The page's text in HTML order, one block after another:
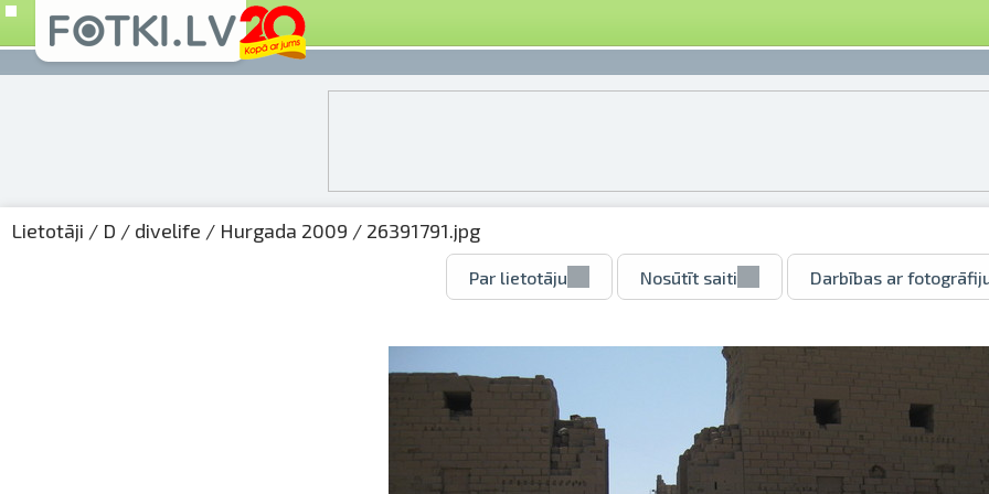
Lietotāji / D / divelife / Hurgada 2009 / 26391791.jpg
Par lietotāju Nosūtīt saiti Darbības ar